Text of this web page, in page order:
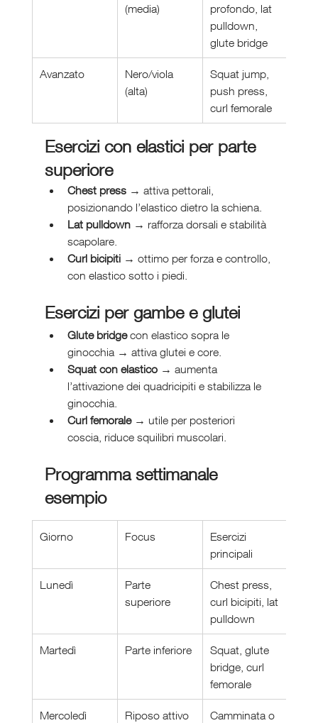
(media)
profondo, lat
pulldown,
glute bridge
Avanzato
Nero/viola
(alta)
Squat jump,
push press,
curl femorale
Esercizi con elastici per parte
superiore
Chest press → attiva pettorali,
posizionando l’elastico dietro la schiena.
Lat pulldown → rafforza dorsali e stabilità
scapolare.
Curl bicipiti → ottimo per forza e controllo,
con elastico sotto i piedi.
Esercizi per gambe e glutei
Glute bridge con elastico sopra le
ginocchia → attiva glutei e core.
Squat con elastico → aumenta
l’attivazione dei quadricipiti e stabilizza le
ginocchia.
Curl femorale → utile per posteriori
coscia, riduce squilibri muscolari.
Programma settimanale
esempio
Giorno Focus
Esercizi
principali
Lunedì
Parte
superiore
Chest press,
curl bicipiti, lat
pulldown
Martedì Parte inferiore
Squat, glute
bridge, curl
femorale
Mercoledì Riposo attivo Camminata o